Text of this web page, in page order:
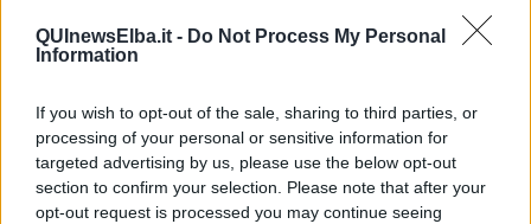
QUInewsElba.it - Do Not Process My Personal
Information
If you wish to opt-out of the sale, sharing to third parties, or
processing of your personal or sensitive information for
targeted advertising by us, please use the below opt-out
section to confirm your selection. Please note that after your
opt-out request is processed you may continue seeing
Tutti morimmo a stento (3)
Tutti morimmo a stento (2)
IL CORRIDOIO BLU il resoconto del convegno
Un manuale essenziale per seguire il CORRIDOIO BLU
Il corridoio blu
​Il cronoprogramma ottimale verso il full electric sui traghetti
​I costi dell’adeguamento al cold ironing